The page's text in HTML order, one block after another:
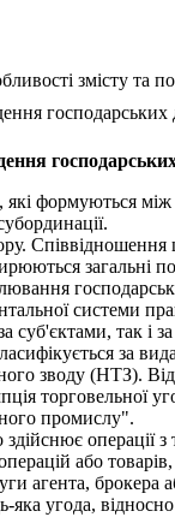
змісту та
господарських
формуються
загальні
системи
суб'єктами, так
за
зводу (НТЗ).
торговельної
промислу".
операції
або
агента, брокера
угода,